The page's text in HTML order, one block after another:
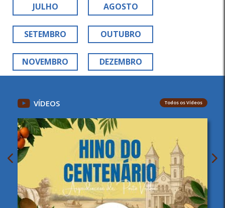
JULHO AGOSTO
SETEMBRO OUTUBRO
NOVEMBRO DEZEMBRO
VÍDEOS Todos os Vídeos